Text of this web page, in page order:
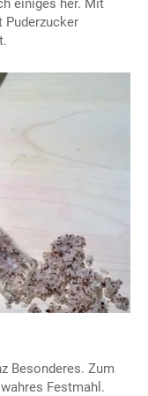
Puderzucker
Besonderes. Zum
Festmahl.